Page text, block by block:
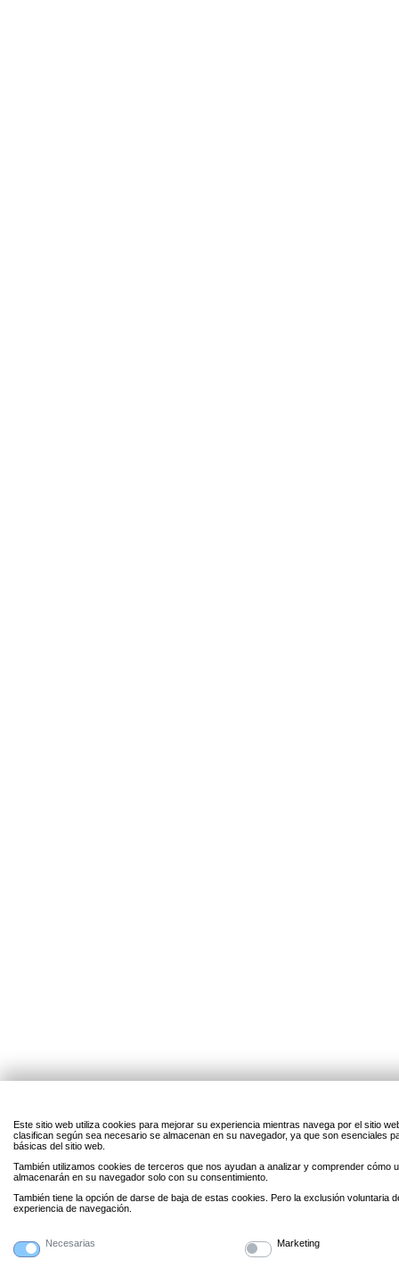
Este sitio web utiliza cookies para mejorar su experiencia mientras navega por el sitio
clasifican según sea necesario se almacenan en su navegador, ya que son esenciales
básicas del sitio web.
También utilizamos cookies de terceros que nos ayudan a analizar y comprender cómo
almacenarán en su navegador solo con su consentimiento.
También tiene la opción de darse de baja de estas cookies. Pero la exclusión voluntaria
experiencia de navegación.
Necesarias Marketing